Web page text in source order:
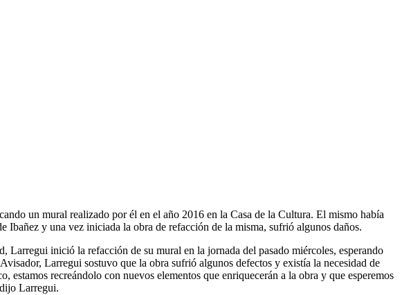
un mural realizado por él en el año 2016 en la Casa de la Cultura. El mismo había
Ibañez y una vez iniciada la obra de refacción de la misma, sufrió algunos daños.
Larregui inició la refacción de su mural en la jornada del pasado miércoles, esperando
Larregui sostuvo que la obra sufrió algunos defectos y existía la necesidad de
estamos recreándolo con nuevos elementos que enriquecerán a la obra y que esperemos
Larregui.